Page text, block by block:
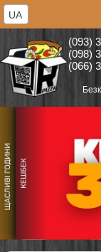
(093)
(098)
(066)
UA